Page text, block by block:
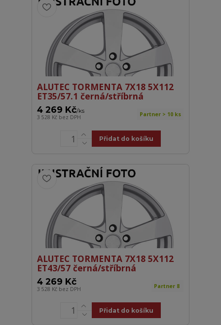
ALUTEC TORMENTA 7X18 5X112
ET35/57.1 černá/stříbrná
4 269 Kč/ks
3 528 Kč bez DPH Partner > 10 ks
Přidat do košíku
ALUTEC TORMENTA 7X18 5X112
ET43/57 černá/stříbrná
4 269 Kč
3 528 Kč bez DPH Partner 8
Přidat do košíku